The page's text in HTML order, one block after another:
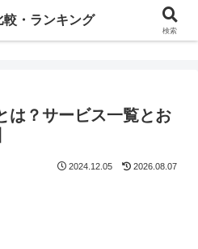
【図解】au経済圏とは？サービス一
は？サービス一覧とお
2024.12.05 2026.08.07
検索